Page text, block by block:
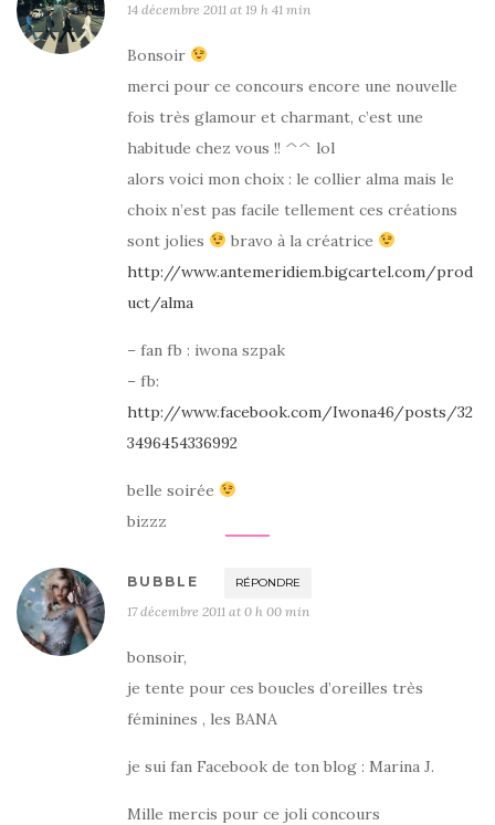
14 décembre 2011 at 19 h 41 min
Bonsoir
merci pour ce concours encore une nouvelle
fois très glamour et charmant, c’est une
habitude chez vous !! ^^ lol
alors voici mon choix : le collier alma mais le
choix n’est pas facile tellement ces créations
sont jolies
bravo à la créatrice
http://www.antemeridiem.bigcartel.com/prod
uct/alma
– fan fb : iwona szpak
– fb:
http://www.facebook.com/Iwona46/posts/32
3496454336992
belle soirée
bizzz
BUBBLE RÉPONDRE
17 décembre 2011 at 0 h 00 min
bonsoir,
je tente pour ces boucles d’oreilles très
féminines , les BANA
je sui fan Facebook de ton blog : Marina J.
Mille mercis pour ce joli concours